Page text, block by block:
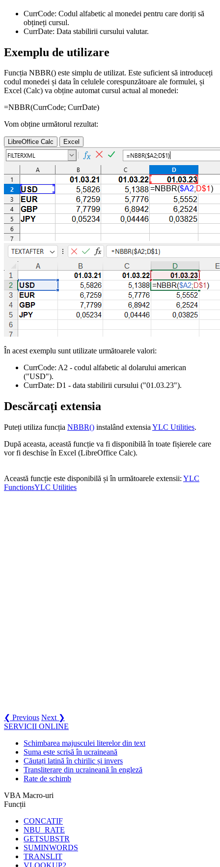
CurrCode: Codul alfabetic al monedei pentru care doriți să
obțineți cursul.
CurrDate: Data stabilirii cursului valutar.
Exemplu de utilizare
Funcția NBBR() este simplu de utilizat. Este suficient să introduceți
codul monedei și data în celulele corespunzătoare ale formulei, și
Excel (Calc) va obține automat cursul actual al monedei:
=NBBR(CurrCode; CurrDate)
Vom obține următorul rezultat:
LibreOffice Calc Excel
În acest exemplu sunt utilizate următoarele valori:
CurrCode: A2 - codul alfabetic al dolarului american
("USD").
CurrDate: D1 - data stabilirii cursului ("01.03.23").
Descărcați extensia
Puteți utiliza funcția NBBR() instalând extensia YLC Utilities.
După aceasta, această funcție va fi disponibilă în toate fișierele care
vor fi deschise în Excel (LibreOffice Calc).
Această funcție este disponibilă și în următoarele extensii: YLC
FunctionsYLC Utilities
❮ Previous Next ❯
SERVICII ONLINE
Schimbarea majusculei literelor din text
Suma este scrisă în ucraineană
Căutați latină în chirilic și invers
Transliterare din ucraineană în engleză
Rate de schimb
VBA Macro-uri
Funcții
CONCATIF
NBU_RATE
GETSUBSTR
SUMINWORDS
TRANSLIT